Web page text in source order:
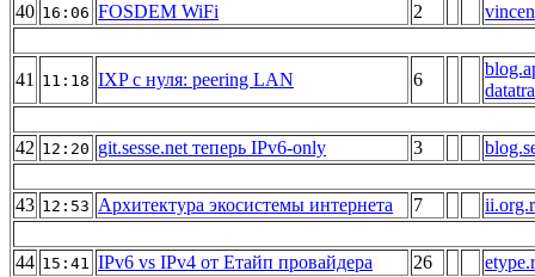
40 16:06 FOSDEM WiFi 2
41 11:18 IXP с нуля: peering LAN 6
42 12:20 git.sesse.net теперь IPv6-only 3
43 12:53 Архитектура экосистемы интернета 7
44 15:41 IPv6 vs IPv4 от Етайп провайдера 26